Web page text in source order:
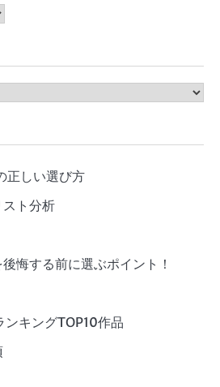
正しい選び方
ト分析
悔する前に選ぶポイント！
ンキングTOP10作品